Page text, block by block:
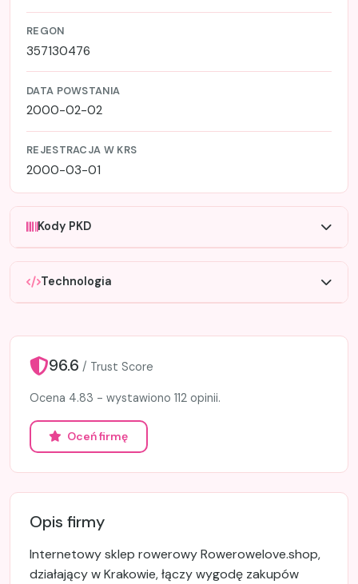
REGON
357130476
DATA POWSTANIA
2000-02-02
REJESTRACJA W KRS
2000-03-01
Kody PKD
Technologia
96.6 / Trust Score
Ocena 4.83 - wystawiono 112 opinii.
Oceń firmę
Opis firmy
Internetowy sklep rowerowy Rowerowelove.shop,
działający w Krakowie, łączy wygodę zakupów